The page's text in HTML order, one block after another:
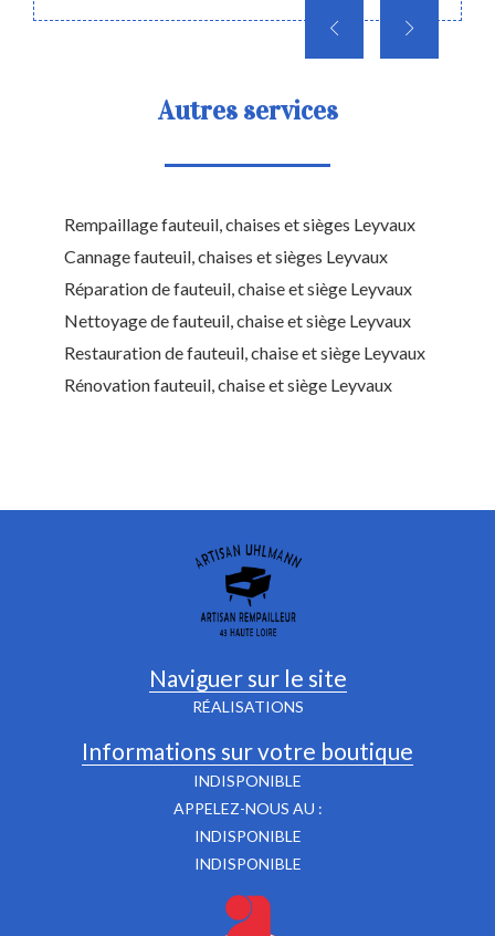
Autres services
Rempaillage fauteuil, chaises et sièges Leyvaux
Cannage fauteuil, chaises et sièges Leyvaux
Réparation de fauteuil, chaise et siège Leyvaux
Nettoyage de fauteuil, chaise et siège Leyvaux
Restauration de fauteuil, chaise et siège Leyvaux
Rénovation fauteuil, chaise et siège Leyvaux
Naviguer sur le site
RÉALISATIONS
Informations sur votre boutique
INDISPONIBLE
APPELEZ-NOUS AU :
INDISPONIBLE
INDISPONIBLE